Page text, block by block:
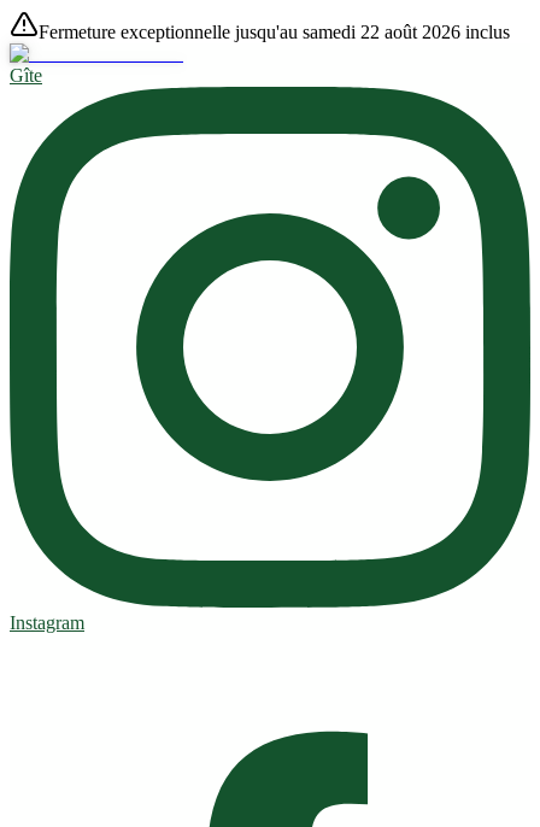
Fermeture exceptionnelle jusqu'au samedi 22 août 2026 inclus
Gîte
Instagram